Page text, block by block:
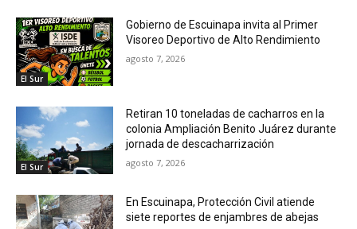
El Sur
Gobierno de Escuinapa invita al Primer
Visoreo Deportivo de Alto Rendimiento
agosto 7, 2026
El Sur
Retiran 10 toneladas de cacharros en la
colonia Ampliación Benito Juárez durante
jornada de descacharrización
agosto 7, 2026
En Escuinapa, Protección Civil atiende
siete reportes de enjambres de abejas